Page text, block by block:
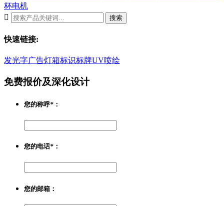
杯电机

搜索
快速链接:
发光字广告灯箱标识标牌UV喷绘
免费报价及深化设计
您的称呼* ：
您的电话* ：
您的邮箱：